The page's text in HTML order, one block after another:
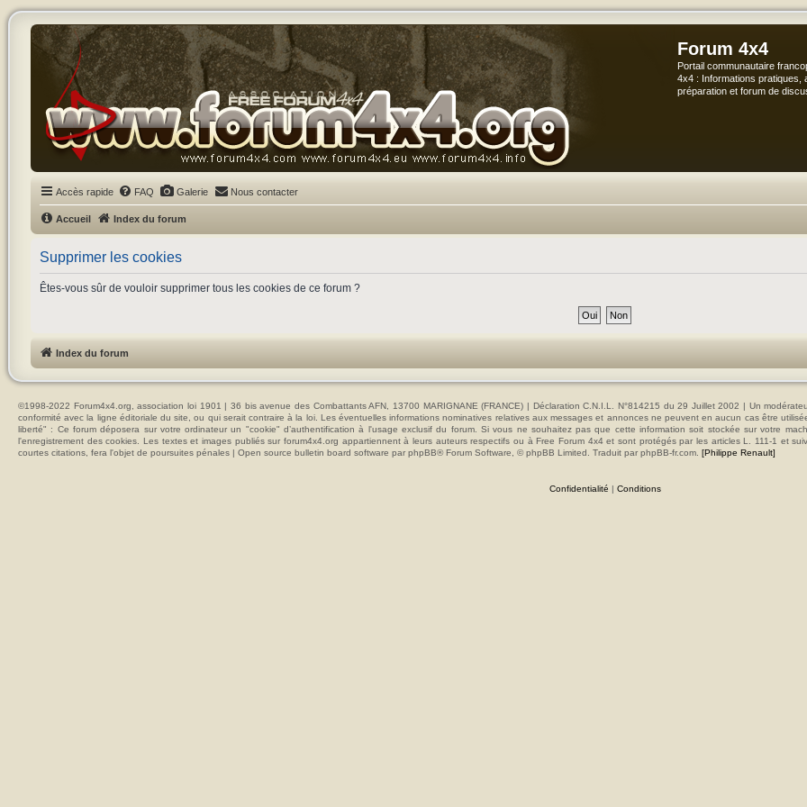
Forum 4x4
Portail communautaire
4x4 : Informations pratiques,
préparation et forum de
Accès rapide FAQ Galerie Nous contacter
Accueil Index du forum
Supprimer les cookies
Êtes-vous sûr de vouloir supprimer tous les cookies de ce forum ?
Index du forum
©1998-2022 Forum4x4.org, association loi 1901 | 36 bis avenue des Combattants AFN, 13700 MARIGNANE (FRANCE) | Déclaration C.N.I.L. N°814215 du 29 Juillet 2002 | Un
conformité avec la ligne éditoriale du site, ou qui serait contraire à la loi. Les éventuelles informations nominatives relatives aux messages et annonces ne peuvent en aucun cas être
liberté" : Ce forum déposera sur votre ordinateur un "cookie" d’authentification à l'usage exclusif du forum. Si vous ne souhaitez pas que cette information soit stockée sur votre
l'enregistrement des cookies. Les textes et images publiés sur forum4x4.org appartiennent à leurs auteurs respectifs ou à Free Forum 4x4 et sont protégés par les articles L. 111-1 et
courtes citations, fera l'objet de poursuites pénales | Open source bulletin board software par phpBB® Forum Software, © phpBB Limited. Traduit par phpBB-fr.com. [Philippe Renault]
Confidentialité | Conditions